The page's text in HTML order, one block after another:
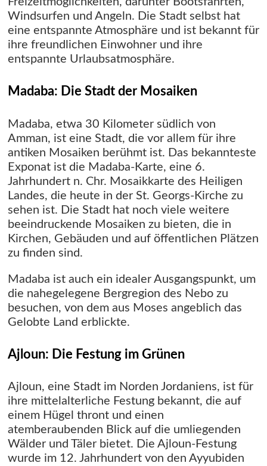
Windsurfen und Angeln. Die Stadt selbst hat
eine entspannte Atmosphäre und ist bekannt für
ihre freundlichen Einwohner und ihre
entspannte Urlaubsatmosphäre.
Madaba: Die Stadt der Mosaiken
Madaba, etwa 30 Kilometer südlich von
Amman, ist eine Stadt, die vor allem für ihre
antiken Mosaiken berühmt ist. Das bekannteste
Exponat ist die Madaba-Karte, eine 6.
Jahrhundert n. Chr. Mosaikkarte des Heiligen
Landes, die heute in der St. Georgs-Kirche zu
sehen ist. Die Stadt hat noch viele weitere
beeindruckende Mosaiken zu bieten, die in
Kirchen, Gebäuden und auf öffentlichen Plätzen
zu finden sind.
Madaba ist auch ein idealer Ausgangspunkt, um
die nahegelegene Bergregion des Nebo zu
besuchen, von dem aus Moses angeblich das
Gelobte Land erblickte.
Ajloun: Die Festung im Grünen
Ajloun, eine Stadt im Norden Jordaniens, ist für
ihre mittelalterliche Festung bekannt, die auf
einem Hügel thront und einen
atemberaubenden Blick auf die umliegenden
Wälder und Täler bietet. Die Ajloun-Festung
wurde im 12. Jahrhundert von den Ayyubiden